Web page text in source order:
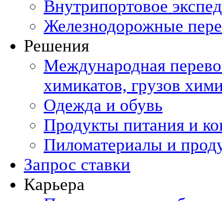
Внутрипортовое
Железнодорожные
Решения
Международная
химикатов, грузов
Одежда и обувь
Продукты питания и
Пиломатериалы и
Запрос ставки
Карьера